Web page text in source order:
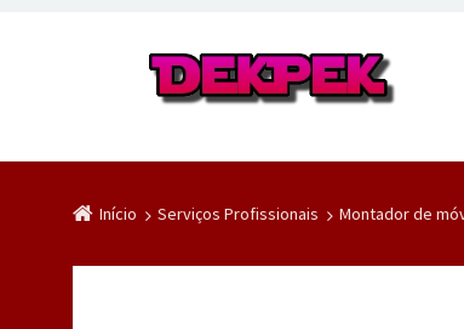
Início Serviços Profissionais Montador de